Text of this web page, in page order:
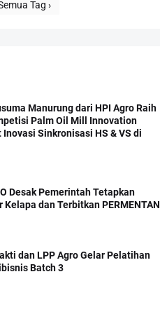
Tag ›
Manurung dari HPI Agro Raih
Palm Oil Mill Innovation
Inovasi Sinkronisasi HS & VS di
Desak Pemerintah Tetapkan
Kelapa dan Terbitkan PERMENTAN
dan LPP Agro Gelar Pelatihan
Batch 3